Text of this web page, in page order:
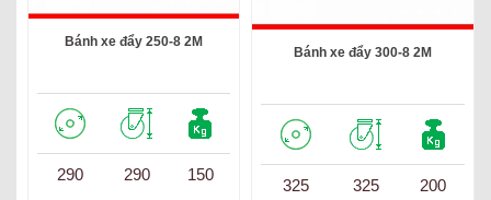
Bánh xe đẩy 250-8 2M
290 290 150
Bánh xe đẩy 300-8 2M
325 325 200